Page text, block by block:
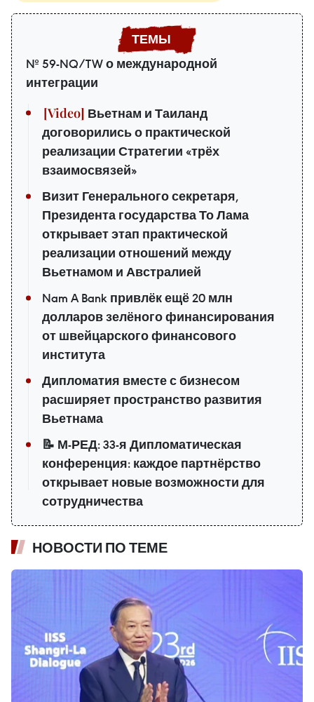
№ 59-NQ/TW о международной
интеграции
Вьетнам и Таиланд
договорились о практической
реализации Стратегии «трёх
взаимосвязей»
Визит Генерального секретаря,
Президента государства То Лама
открывает этап практической
реализации отношений между
Вьетнамом и Австралией
Nam A Bank привлёк ещё 20 млн
долларов зелёного финансирования
от швейцарского финансового
института
Дипломатия вместе с бизнесом
расширяет пространство развития
Вьетнама
📝 М-РЕД: 33-я Дипломатическая
конференция: каждое партнёрство
открывает новые возможности для
сотрудничества
НОВОСТИ ПО ТЕМЕ